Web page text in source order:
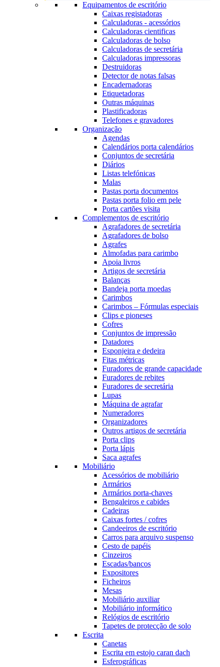
Equipamentos de escritório
Caixas registadoras
Calculadoras - acessórios
Calculadoras cientificas
Calculadoras de bolso
Calculadoras de secretária
Calculadoras impressoras
Destruidoras
Detector de notas falsas
Encadernadoras
Etiquetadoras
Outras máquinas
Plastificadoras
Telefones e gravadores
Organização
Agendas
Calendários porta calendários
Conjuntos de secretária
Diários
Listas telefónicas
Malas
Pastas porta documentos
Pastas porta folio em pele
Porta cartões visita
Complementos de escritório
Agrafadores de secretária
Agrafadores de bolso
Agrafes
Almofadas para carimbo
Apoia livros
Artigos de secretária
Balanças
Bandeja porta moedas
Carimbos
Carimbos – Fórmulas especiais
Clips e pioneses
Cofres
Conjuntos de impressão
Datadores
Esponjeira e dedeira
Fitas métricas
Furadores de grande capacidade
Furadores de rebites
Furadores de secretária
Lupas
Máquina de agrafar
Numeradores
Organizadores
Outros artigos de secretária
Porta clips
Porta lápis
Saca agrafes
Mobiliário
Acessórios de mobiliário
Armários
Armários porta-chaves
Bengaleiros e cabides
Cadeiras
Caixas fortes / cofres
Candeeiros de escritório
Carros para arquivo suspenso
Cesto de papéis
Cinzeiros
Escadas/bancos
Expositores
Ficheiros
Mesas
Mobiliário auxiliar
Mobiliário informático
Relógios de escritório
Tapetes de protecção de solo
Escrita
Canetas
Escrita em estojo caran dach
Esferográficas